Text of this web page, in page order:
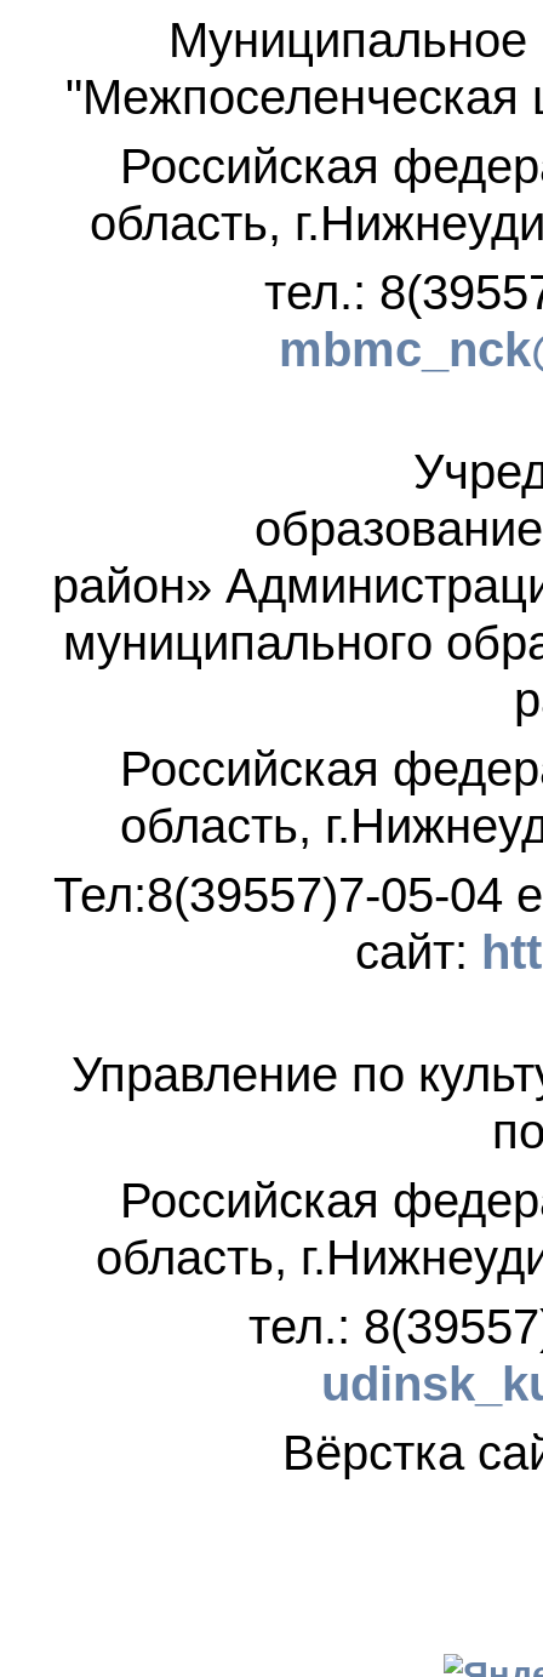
Муниципальное
"Межпоселенческая
Российская
область,
тел.:
район»
муниципального
Российская
область,
Тел:8(39557)7-05-04
сайт:
Управление по
Российская
область,
тел.:
Вёрстка